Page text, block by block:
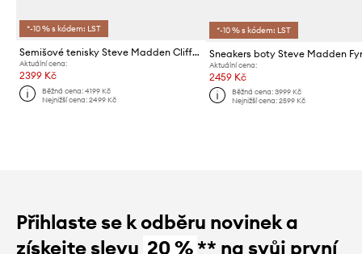
*-10 % s kódem: LST
Semišové tenisky Steve Madden Cliff-S
Aktuální cena:
2399 Kč
Běžná cena:4199 Kč
Nejnižší cena:2499 Kč
*-10 % s kódem: LST
Sneakers boty Steve Madden
Aktuální cena:
2459 Kč
Běžná cena: 3999 Kč
Nejnižší cena: 2599 Kč
Přihlaste se k odběru novinek a
získejte slevu 20 %** na svůj první